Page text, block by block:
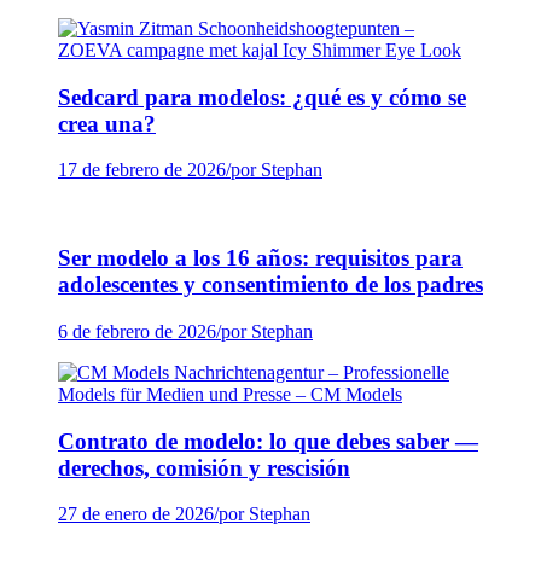
Sedcard para modelos: ¿qué es y cómo se
crea una?
17 de febrero de 2026/por Stephan
Ser modelo a los 16 años: requisitos para
adolescentes y consentimiento de los padres
6 de febrero de 2026/por Stephan
Contrato de modelo: lo que debes saber —
derechos, comisión y rescisión
27 de enero de 2026/por Stephan